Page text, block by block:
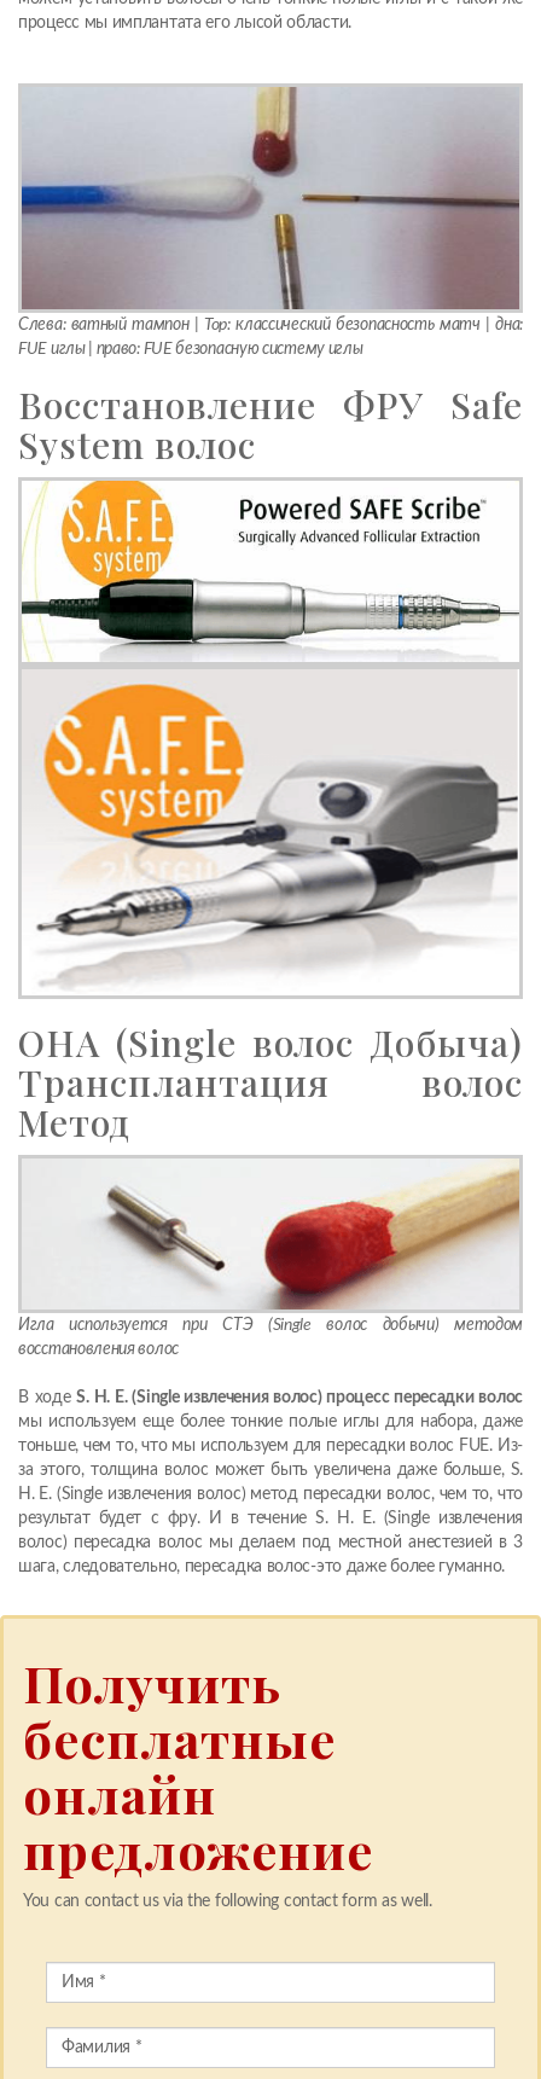
процесс мы имплантата его лысой области.
Слева: ватный тампон | Top: классический безопасность матч | дна:
FUE иглы | право: FUE безопасную систему иглы
Восстановление ФРУ Safe
System волос
ОНА (Single волос Добыча)
Трансплантация волос
Метод
Игла используется при СТЭ (Single волос добычи) методом
восстановления волос
В ходеS. H. E. (Single извлечения волос) процесс пересадки волос
мы используем еще более тонкие полые иглы для набора, даже
тоньше, чем то, что мы используем для пересадки волос FUE. Из-
за этого, толщина волос может быть увеличена даже больше, S.
H. E. (Single извлечения волос) метод пересадки волос, чем то, что
результат будет с фру. И в течение S. H. E. (Single извлечения
волос) пересадка волос мы делаем под местной анестезией в 3
шага, следовательно, пересадка волос-это даже более гуманно.
Получить
бесплатные
онлайн
предложение
You can contact us via the following contact form as well.